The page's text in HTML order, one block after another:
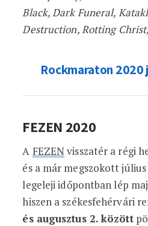
Black, Dark Funeral,
Destruction, Rotting
Rockmaraton 2020
FEZEN 2020
A FEZENvisszatér a régi
és a már megszokott
legeleji időpontban lép
hiszen a székesfehérvári
és augusztus 2. között